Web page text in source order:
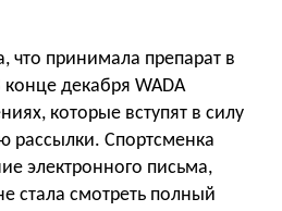
что принимала препарат в
конце декабря WADA
которые вступят в силу
рассылки. Спортсменка
электронного письма,
стала смотреть полный